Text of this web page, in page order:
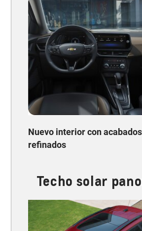
Nuevo interior con
refinados
Techo solar